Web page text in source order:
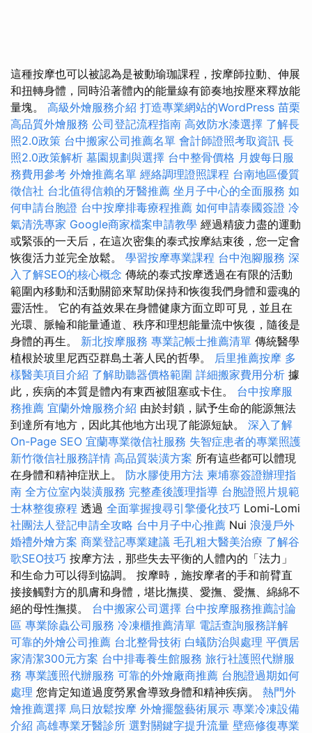
這種按摩也可以被認為是被動瑜珈課程，按摩師拉動、伸展
和扭轉身體，同時沿著體內的能量線有節奏地按壓來釋放能
量塊。 高級外燴服務介紹 打造專業網站的WordPress 苗栗
高品質外燴服務 公司登記流程指南 高效防水漆選擇 了解長
照2.0政策 台中搬家公司推薦名單 會計師證照考取資訊 長
照2.0政策解析 墓園規劃與選擇 台中整骨價格 月嫂每日服
務費用參考 外燴推薦名單 經絡調理證照課程 台南地區優質
徵信社 台北值得信賴的牙醫推薦 坐月子中心的全面服務 如
何申請台胞證 台中按摩排毒療程推薦 如何申請泰國簽證 冷
氣清洗專家 Google商家檔案申請教學 經過精疲力盡的運動
或緊張的一天后，在這次密集的泰式按摩結束後，您一定會
恢復活力並完全放鬆。 學習按摩專業課程 台中泡腳服務 深
入了解SEO的核心概念 傳統的泰式按摩透過在有限的活動
範圍內移動和活動關節來幫助保持和恢復我們身體和靈魂的
靈活性。 它的有益效果在身體健康方面立即可見，並且在
光環、脈輪和能量通道、秩序和理想能量流中恢復，隨後是
身體的再生。 新北按摩服務 專業記帳士推薦清單 傳統醫學
植根於玻里尼西亞群島土著人民的哲學。 后里推薦按摩 多
樣醫美項目介紹 了解助聽器價格範圍 詳細搬家費用分析 據
此，疾病的本質是體內有東西被阻塞或卡住。 台中按摩服
務推薦 宜蘭外燴服務介紹 由於封鎖，賦予生命的能源無法
到達所有地方，因此其他地方出現了能源短缺。 深入了解
On-Page SEO 宜蘭專業徵信社服務 失智症患者的專業照護
新竹徵信社服務詳情 高品質裝潢方案 所有這些都可以體現
在身體和精神症狀上。 防水膠使用方法 柬埔寨簽證辦理指
南 全方位室內裝潢服務 完整產後護理指導 台胞證照片規範
士林整復療程 透過 全面掌握搜尋引擎優化技巧 Lomi-Lomi
社團法人登記申請全攻略 台中月子中心推薦 Nui 浪漫戶外
婚禮外燴方案 商業登記專業建議 毛孔粗大醫美治療 了解谷
歌SEO技巧 按摩方法，那些失去平衡的人體內的「法力」
和生命力可以得到協調。 按摩時，施按摩者的手和前臂直
接接觸對方的肌膚和身體，堪比撫摸、愛撫、愛撫、綿綿不
絕的母性撫摸。 台中搬家公司選擇 台中按摩服務推薦討論
區 專業除蟲公司服務 冷凍櫃推薦清單 電話查詢服務詳解
可靠的外燴公司推薦 台北整骨技術 白蟻防治與處理 平價居
家清潔300元方案 台中排毒養生館服務 旅行社護照代辦服
務 專業護照代辦服務 可靠的外燴廠商推薦 台胞證過期如何
處理 您肯定知道過度勞累會導致身體和精神疾病。 熱門外
燴推薦選擇 烏日放鬆按摩 外燴擺盤藝術展示 專業冷凍設備
介紹 高雄專業牙醫診所 選對關鍵字提升流量 壁癌修復專業